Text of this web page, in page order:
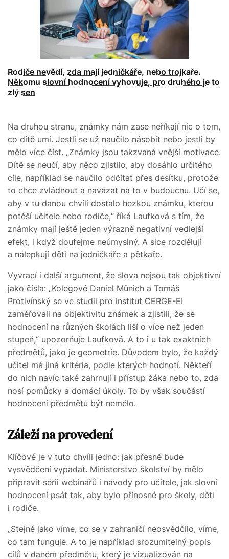
Rodiče nevědí, zda mají jedničkáře, nebo trojkaře.
Někomu slovní hodnocení vyhovuje, pro druhého je to
zlý sen
Na druhou stranu, známky nám zase neříkají nic o tom,
co dítě umí. Jestli se už naučilo násobit nebo jestli by
mělo více číst. „Známky jsou takzvaná vnější motivace.
Dítě se neučí, aby něco zjistilo, aby dosáhlo určitého
cíle, například se naučilo odčítat přes desítku, protože
to chce zvládnout a navázat na to v budoucnu. Učí se,
aby v tu danou chvíli dostalo hezkou známku, kterou
potěší učitele nebo rodiče,“ říká Laufková s tím, že
známky mají ještě jeden výrazně negativní vedlejší
efekt, i když doufejme neúmyslný. A sice rozdělují
a nálepkují děti na jedničkáře a pětkaře.
Vyvrací i další argument, že slova nejsou tak objektivní
jako čísla: „Kolegové Daniel Münich a Tomáš
Protivínský se ve studii pro institut CERGE-EI
zaměřovali na objektivitu známek a zjistili, že se
hodnocení na různých školách liší o více než jeden
stupeň,“ upozorňuje Laufková. A to i u tak exaktních
předmětů, jako je geometrie. Důvodem bylo, že každý
učitel má jiná kritéria, podle kterých hodnotí. Někteří
do nich navíc také zahrnují i přístup žáka nebo to, zda
nosí pomůcky a domácí úkoly. To by však součástí
hodnocení předmětu být nemělo.
Záleží na provedení
Klíčové je v tuto chvíli jedno: jak přesně bude
vysvědčení vypadat. Ministerstvo školství by mělo
připravit sérii webinářů i návody pro učitele, jak slovní
hodnocení psát tak, aby bylo přínosné pro školy, děti
i rodiče.
„Stejně jako víme, co se v zahraničí neosvědčilo, víme,
co tam funguje. A to je například srozumitelný popis
cílů v daném předmětu, který je vizualizován na